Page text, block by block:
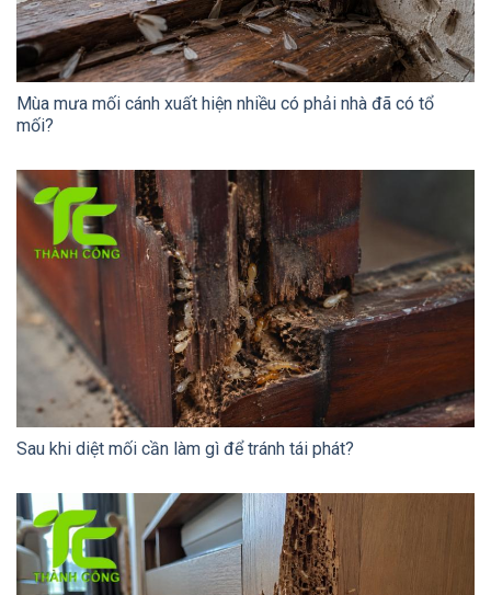
Mùa mưa mối cánh xuất hiện nhiều có phải nhà đã có tổ
mối?
Sau khi diệt mối cần làm gì để tránh tái phát?